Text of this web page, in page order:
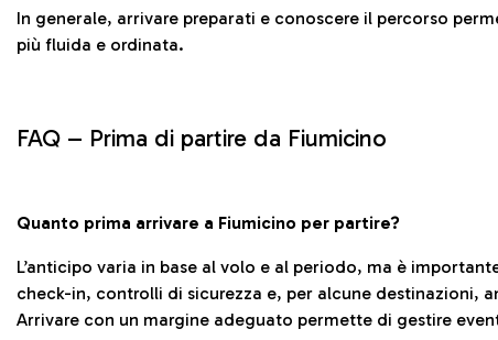
In generale, arrivare preparati e conoscere il percorso
più fluida e ordinata.
FAQ – Prima di partire da Fiumicino
Quanto prima arrivare a Fiumicino per partire?
L’anticipo varia in base al volo e al periodo, ma è
check-in, controlli di sicurezza e, per alcune destinazioni,
Arrivare con un margine adeguato permette di gestire